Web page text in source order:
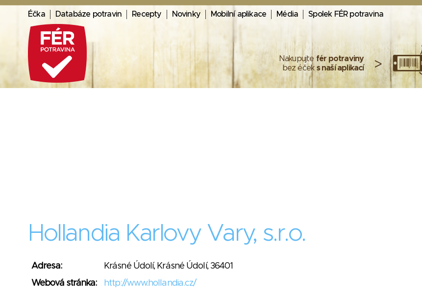
Éčka Databáze potravin Recepty Novinky Mobilní aplikace Média Spolek FÉR potravina
Nakupujte fér potraviny
bez éček s naší aplikací >
Hollandia Karlovy Vary, s.r.o.
Adresa:
Krásné Údolí, Krásné Údolí, 36401
Webová stránka:
http://www.hollandia.cz/